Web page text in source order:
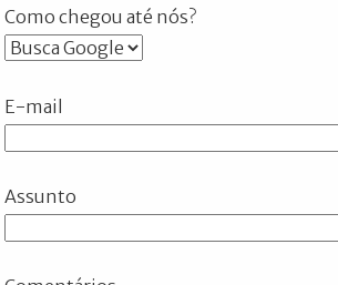
Como chegou até nós?
E-mail
Assunto